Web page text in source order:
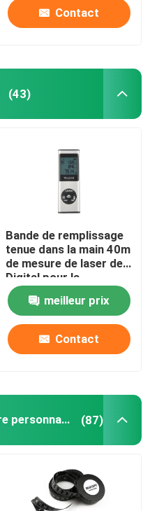
Contact
(43)
Bande de remplissage
tenue dans la main 40m
de mesure de laser de
Digital pour la
rénovation à la maison
d'intérieurmeilleur prix
Contact
Ruban métrique de couture personnalisé (87)